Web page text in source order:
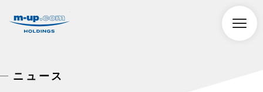
株式会社エムアップホールディングス
toggle
ニュース